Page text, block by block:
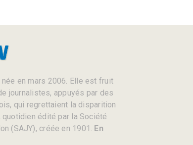
en mars 2006. Elle est fruit
journalistes, appuyés par des
qui regrettaient la disparition
édité par la Société
(SAJY), créée en 1901. En